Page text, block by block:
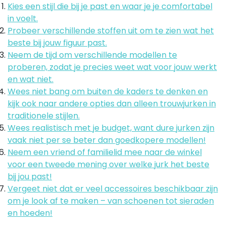
Kies een stijl die bij je past en waar je je comfortabel
in voelt.
Probeer verschillende stoffen uit om te zien wat het
beste bij jouw figuur past.
Neem de tijd om verschillende modellen te
proberen, zodat je precies weet wat voor jouw werkt
en wat niet.
Wees niet bang om buiten de kaders te denken en
kijk ook naar andere opties dan alleen trouwjurken in
traditionele stijlen.
Wees realistisch met je budget, want dure jurken zijn
vaak niet per se beter dan goedkopere modellen!
Neem een vriend of familielid mee naar de winkel
voor een tweede mening over welke jurk het beste
bij jou past!
Vergeet niet dat er veel accessoires beschikbaar zijn
om je look af te maken – van schoenen tot sieraden
en hoeden!